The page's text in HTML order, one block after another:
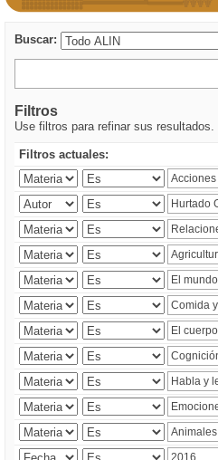
Buscar:
Filtros
Use filtros para refinar sus resultados.
Filtros actuales: